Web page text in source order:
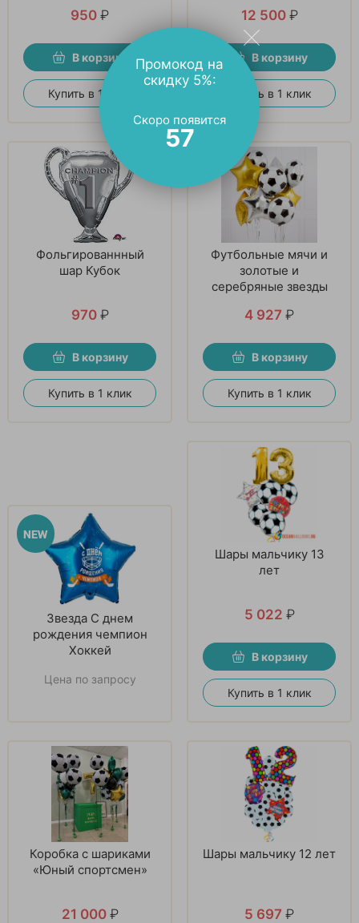
950 ₽
В корзину
Купить в 1 клик
12 500 ₽
В корзину
Купить в 1 клик
Фольгированнный
шар Кубок
970 ₽
В корзину
Купить в 1 клик
Футбольные мячи и
золотые и
серебряные звезды
4 927 ₽
В корзину
Купить в 1 клик
Звезда С днем
рождения чемпион
Хоккей
Цена по запросу
Шары мальчику 13
лет
5 022 ₽
В корзину
Купить в 1 клик
Коробка с шариками
«Юный спортсмен»
21 000 ₽
Шары мальчику 12 лет
5 697 ₽
Промокод на
скидку 5%:
Скоро появится
56